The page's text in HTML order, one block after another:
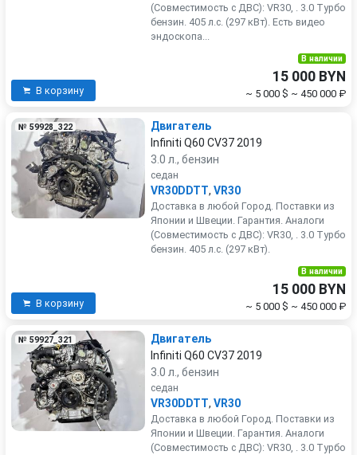
(Совместимость с ДВС): VR30, . 3.0 Турбо
бензин. 405 л.с. (297 кВт). Есть видео
эндоскопа...
В корзину
В наличии
15 000 BYN
~ 5 000 $ ~ 450 000 ₽
№ 59928_322
Двигатель
Infiniti Q60 CV37 2019
3.0 л., бензин
седан
VR30DDTT, VR30
Доставка в любой Город. Поставки из
Японии и Швеции. Гарантия. Аналоги
(Совместимость с ДВС): VR30, . 3.0 Турбо
бензин. 405 л.с. (297 кВт).
В корзину
В наличии
15 000 BYN
~ 5 000 $ ~ 450 000 ₽
№ 59927_321
Двигатель
Infiniti Q60 CV37 2019
3.0 л., бензин
седан
VR30DDTT, VR30
Доставка в любой Город. Поставки из
Японии и Швеции. Гарантия. Аналоги
(Совместимость с ДВС): VR30, . 3.0 Турбо